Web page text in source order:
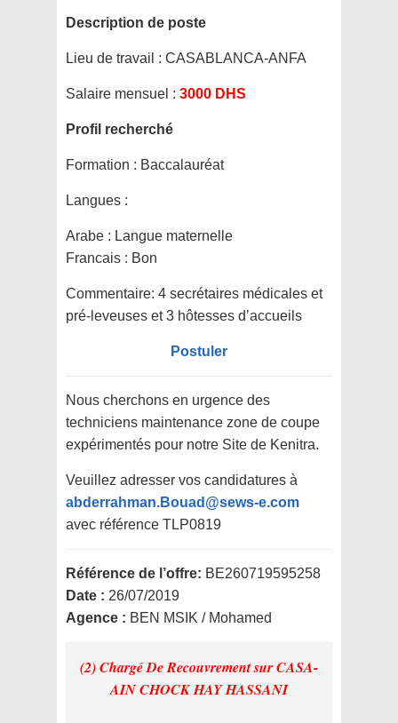
Description de poste
Lieu de travail : CASABLANCA-ANFA
Salaire mensuel : 3000 DHS
Profil recherché
Formation : Baccalauréat
Langues :
Arabe : Langue maternelle
Francais : Bon
Commentaire: 4 secrétaires médicales et
pré-leveuses et 3 hôtesses d’accueils
Postuler
Nous cherchons en urgence des
techniciens maintenance zone de coupe
expérimentés pour notre Site de Kenitra.
Veuillez adresser vos candidatures à
abderrahman.Bouad@sews-e.com
avec référence TLP0819
Référence de l’offre: BE260719595258
Date : 26/07/2019
Agence : BEN MSIK / Mohamed
(2) Chargé De Recouvrementsur CASA-
AIN CHOCK HAY HASSANI